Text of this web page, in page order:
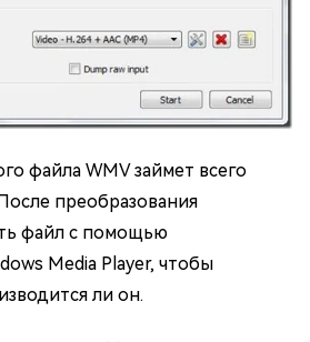
файла WMV займет всего
преобразования
файл с помощью
Media Player, чтобы
ли он.